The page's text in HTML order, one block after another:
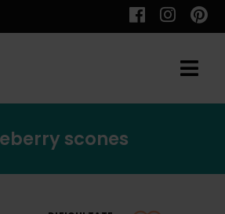
scones